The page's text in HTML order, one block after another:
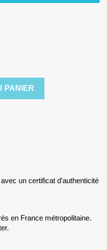
PANIER
un certificat d'authenticité
en France métropolitaine.